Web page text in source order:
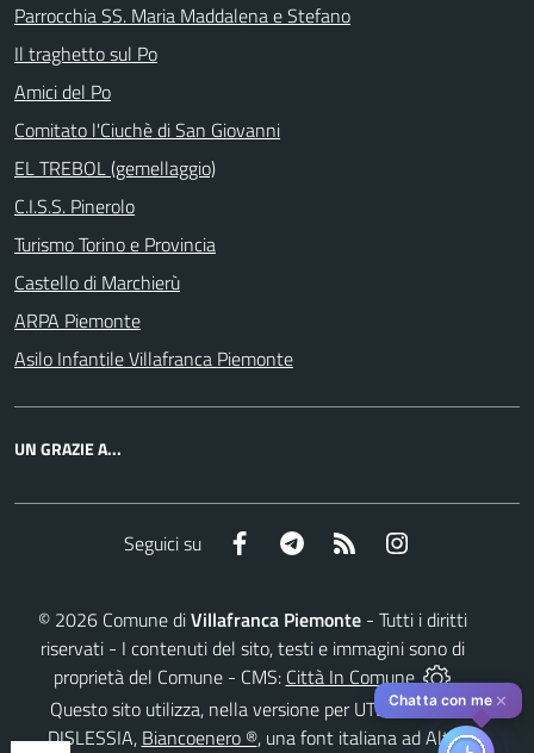
Parrocchia SS. Maria Maddalena e Stefano
Il traghetto sul Po
Amici del Po
Comitato l'Ciuchè di San Giovanni
EL TREBOL (gemellaggio)
C.I.S.S. Pinerolo
Turismo Torino e Provincia
Castello di Marchierù
ARPA Piemonte
Asilo Infantile Villafranca Piemonte
UN GRAZIE A...
Seguici su Facebook Telegram RSS
© 2026 Comune diVillafranca Piemonte - Tutti i diritti
riservati - I contenuti del sito, testi e immagini sono di
proprietà del Comune - CMS: Città In Comune
Questo sito utilizza, nella versione per UTENTI CON
DISLESSIA, Biancoenero ®, una font italiana ad Alta
Chatta con me ✕